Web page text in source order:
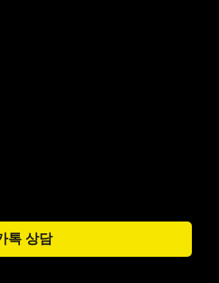
톡 상담